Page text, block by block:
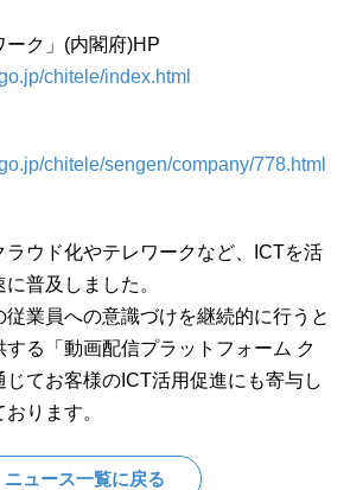
ク」(内閣府)HP
chitele/index.html
chitele/sengen/company/778.html
ラウド化やテレワークなど、ICTを活
普及しました。
業員への意識づけを継続的に行うと
する「動画配信プラットフォーム ク
じてお客様のICT活用促進にも寄与し
ります。
ニュース一覧に戻る